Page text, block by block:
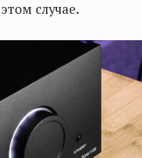
случае.